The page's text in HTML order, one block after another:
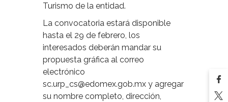
Turismo de la entidad.
La convocatoria estará disponible
hasta el 29 de febrero, los
interesados deberán mandar su
propuesta gráfica al correo
electrónico
sc.urp_cs@edomex.gob.mx y agregar
su nombre completo, dirección,